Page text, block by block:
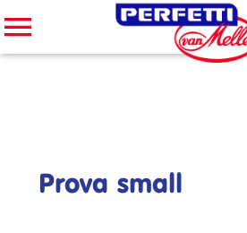
Cerca nel sito
Prova small